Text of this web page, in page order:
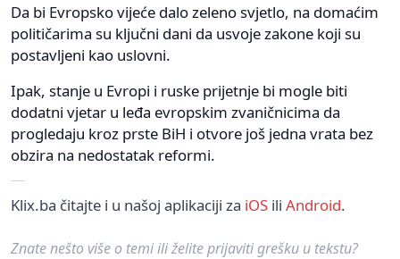
Da bi Evropsko vijeće dalo zeleno svjetlo, na domaćim
političarima su ključni dani da usvoje zakone koji su
postavljeni kao uslovni.
Ipak, stanje u Evropi i ruske prijetnje bi mogle biti
dodatni vjetar u leđa evropskim zvaničnicima da
progledaju kroz prste BiH i otvore još jedna vrata bez
obzira na nedostatak reformi.
Klix.ba čitajte i u našoj aplikaciji za iOS ili Android.
Znate nešto više o temi ili želite prijaviti grešku u tekstu?